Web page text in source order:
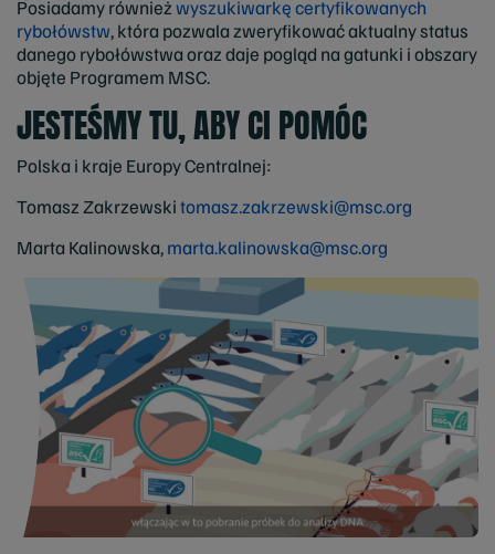
Posiadamy równieżwyszukiwarkę certyfikowanych
rybołówstw, która pozwala zweryfikować aktualny status
danego rybołówstwa oraz daje pogląd na gatunki i obszary
objęte Programem MSC.
JESTEŚMY TU, ABY CI POMÓC
Polska i kraje Europy Centralnej:
Tomasz Zakrzewskitomasz.zakrzewski@msc.org
Marta Kalinowska,marta.kalinowska@msc.org